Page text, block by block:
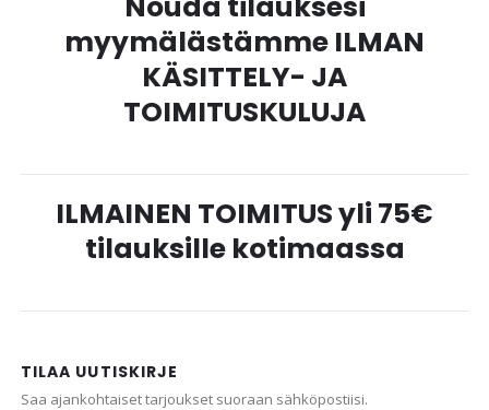
myymälästämme ILMAN
KÄSITTELY- JA
TOIMITUSKULUJA
ILMAINEN TOIMITUS yli 75€
tilauksille kotimaassa
TILAA UUTISKIRJE
Saa ajankohtaiset tarjoukset suoraan sähköpostiisi.